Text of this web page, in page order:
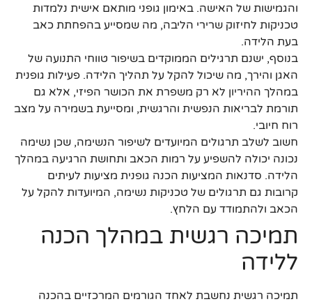
והגמישות של האישה. באימון גופני מותאם אישית נלמדות
טכניקות לחיזוק שרירי הליבה, מה שמסייע בהפחתת כאב
בעת הלידה.
בנוסף, ישנם תרגילים הממוקדים בשיפור טווחי התנועה של
האגן והירך, מה שיכול להקל על תהליך הלידה. פעילות גופנית
במהלך ההיריון לא רק משפרת את הכושר הפיזי, אלא גם
תורמת לבריאות הנפשית והרגשית, ומסייעת בשמירה על מצב
רוח חיובי.
חשוב לשלב תרגולים המיועדים לשיפור הנשימה, שכן נשימה
נכונה יכולה להשפיע על רמות הכאב ותחושת הרגיעה במהלך
הלידה. סדנאות המציעות הכנה גופנית מציעות לעיתים
קרובות גם תרגולים של טכניקות נשימה, המיועדות להקל על
הכאב ולהתמודד עם הלחץ.
תמיכה רגשית במהלך הכנה
ללידה
תמיכה רגשית נחשבת לאחד הגורמים המרכזיים בהכנה